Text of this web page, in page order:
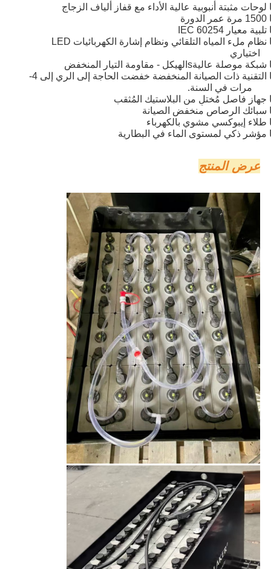
لوحات مثبتة أنبوبية عالية الأداء مع قفاز ألياف الزجاج
1500 مرة عمر الدورة
تلبية معيار IEC 60254
نظام ملء المياه التلقائي ونظام إشارة الكهربائيات LED
اختياري
شبكة موصلة عاليةsالهيكل - مقاومة التيار المنخفض
التقنية ذات الصيانة المنخفضة خفضت الحاجة إلى الري إلى 4-
جهاز فاصل مُختلٍ من البلاستيك المُثقب
سبائك الرصاص منخفض الصيانة
طلاء إيبوكسي مشوي بالكهرباء
مؤشر ذكي لمستوى الماء في البطارية
عرض المنتج